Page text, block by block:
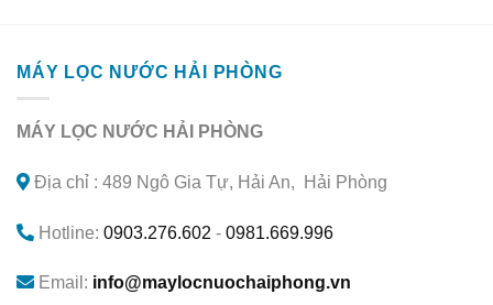
MÁY LỌC NƯỚC HẢI PHÒNG
MÁY LỌC NƯỚC HẢI PHÒNG
Địa chỉ : 489 Ngô Gia Tự, Hải An, Hải Phòng
Hotline: 0903.276.602 - 0981.669.996
Email: info@maylocnuochaiphong.vn